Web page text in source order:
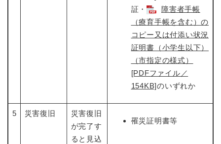
証・​
障害者手帳
（療育手帳を含む）の
コピー又は付添い状況
証明書（小学生以下）
（市指定の様式）
[PDFファイル／
154KB]のいずれか
5 災害復旧
災害復旧
が完了す
ると見込
罹災証明書等